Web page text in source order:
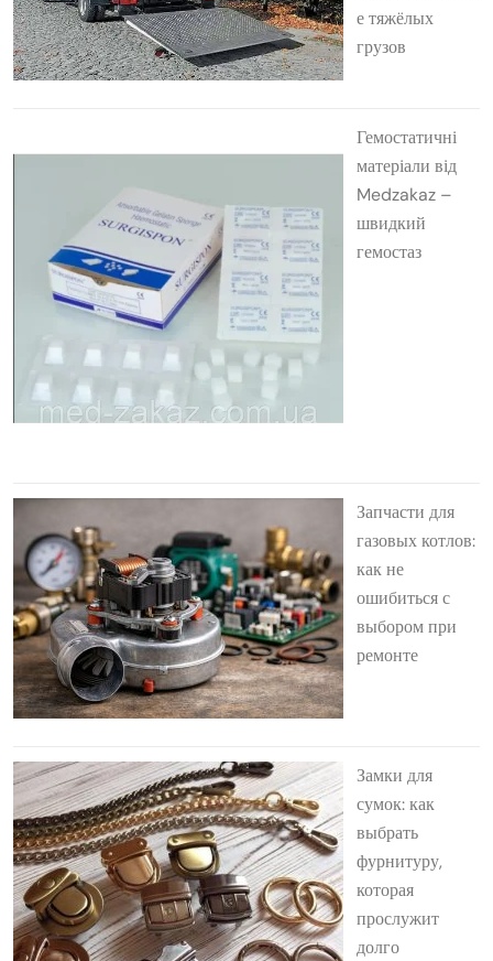
е тяжёлых
грузов
Гемостатичні
матеріали від
Medzakaz –
швидкий
гемостаз
Запчасти для
газовых котлов:
как не
ошибиться с
выбором при
ремонте
Замки для
сумок: как
выбрать
фурнитуру,
которая
прослужит
долго